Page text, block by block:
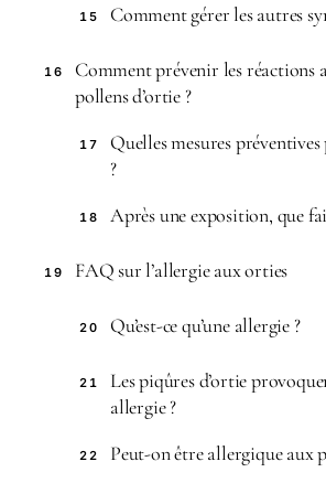
15 Comment gérer les autres
16
Comment prévenir les réactions
pollens d’ortie ?
17
Quelles mesures
?
18 Après une exposition, que
19 FAQ sur l’allergie aux orties
20 Qu’est-ce qu’une allergie ?
21
Les piqûres d’ortie
allergie ?
22 Peut-on être allergique aux